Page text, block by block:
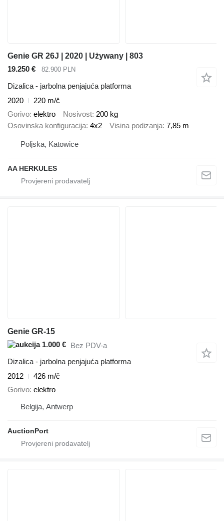
Genie GR 26J | 2020 | Używany | 803
19.250 €
82.900 PLN
Dizalica - jarbolna penjajuća platforma
2020
220 m/č
Gorivo elektro Nosivost 200 kg
Osovinska konfiguracija 4x2 Visina podizanja 7,85 m
Poljska, Katowice
AA HERKULES
Genie GR-15
1.000 € Bez PDV-a
Dizalica - jarbolna penjajuća platforma
2012
426 m/č
Gorivo elektro
Belgija, Antwerp
AuctionPort